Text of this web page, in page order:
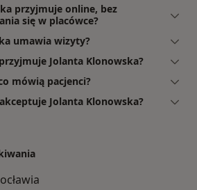
przyjmuje online, bez
się w placówce?
umawia wizyty?
Jolanta Klonowska?
mówią pacjenci?
Jolanta Klonowska?